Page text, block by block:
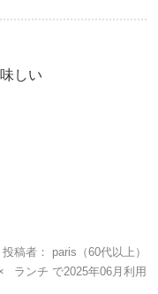
しい
投稿者 paris （60代以上）
ランチ 2025年06月